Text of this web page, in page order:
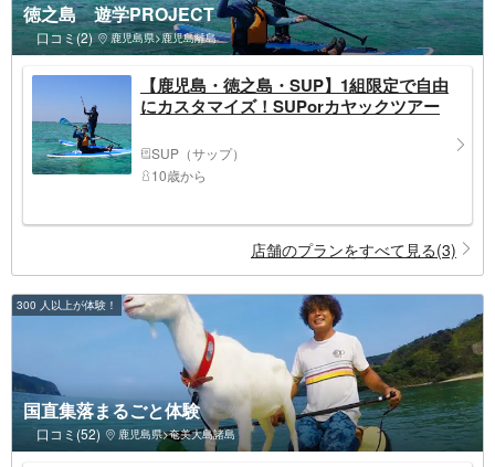
徳之島 遊学PROJECT
口コミ(2) 鹿児島県>鹿児島離島
【鹿児島・徳之島・SUP】1組限定で自由
にカスタマイズ！SUPorカヤックツアー
SUP（サップ）
10歳から
店舗のプランをすべて見る(3)
300 人以上が体験！
国直集落まるごと体験
口コミ(52) 鹿児島県>奄美大島諸島